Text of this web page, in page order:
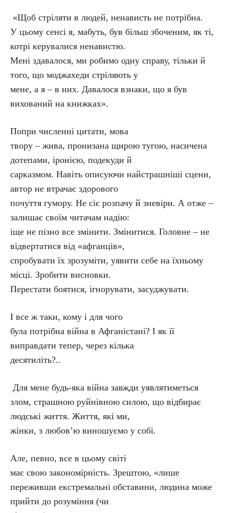
«Щоб стріляти в людей, ненависть не потрібна.
У цьому сенсі я, мабуть, був більш збоченим, як ті,
котрі керувалися ненавистю.
Мені здавалося, ми робимо одну справу, тільки й
того, що моджахеди стріляють у
мене, а я – в них. Давалося взнаки, що я був
вихований на книжках».
Попри численні цитати, мова
твору – жива, пронизана щирою тугою, насичена
дотепами, іронією, подекуди й
сарказмом. Навіть описуючи найстрашніші сцени,
автор не втрачає здорового
почуття гумору. Не сіє розпачу й зневіри. А отже –
залишає своїм читачам надію:
іще не пізно все змінити. Змінитися. Головне – не
відвертатися від «афганців»,
спробувати їх зрозуміти, уявити себе на їхньому
місці. Зробити висновки.
Перестати боятися, ігнорувати, засуджувати.
І все ж таки, кому і для чого
була потрібна війна в Афганістані? І як її
виправдати тепер, через кілька
десятиліть?..
Для мене будь-яка війна завжди уявлятиметься
злом, страшною руйнівною силою, що відбирає
людські життя. Життя, які ми,
жінки, з любов’ю виношуємо у собі.
Але, певно, все в цьому світі
має свою закономірність. Зрештою, «лише
переживши екстремальні обставини, людина може
прийти до розуміння (чи